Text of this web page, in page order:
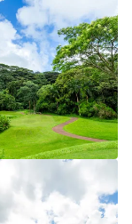
ど、日本か
倒」、「手
ルクラブの
フプレーの
すので、ご